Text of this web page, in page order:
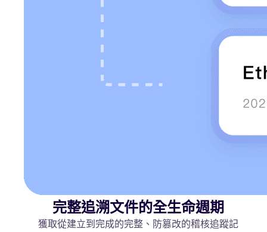
完整追溯文件的全生命週期
獲取從建立到完成的完整、防篡改的稽核追蹤記